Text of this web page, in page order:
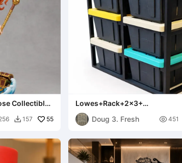
Collectible
 157 55
Lowes+Rack+2x3+
(one+piece+with+supports)
Doug 3. Fresh
 451